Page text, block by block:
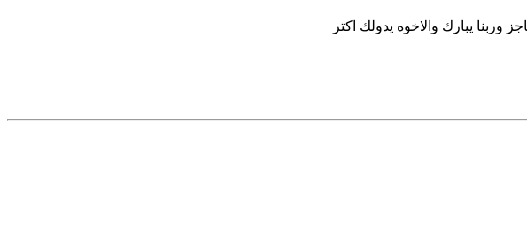
يبارك والاخوه يدولك اكتر